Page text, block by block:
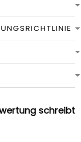
schreibt